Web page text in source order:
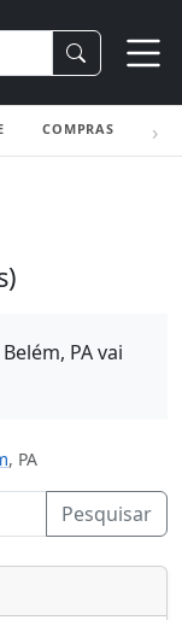
COMPRAS
PA vai
, PA
Pesquisar